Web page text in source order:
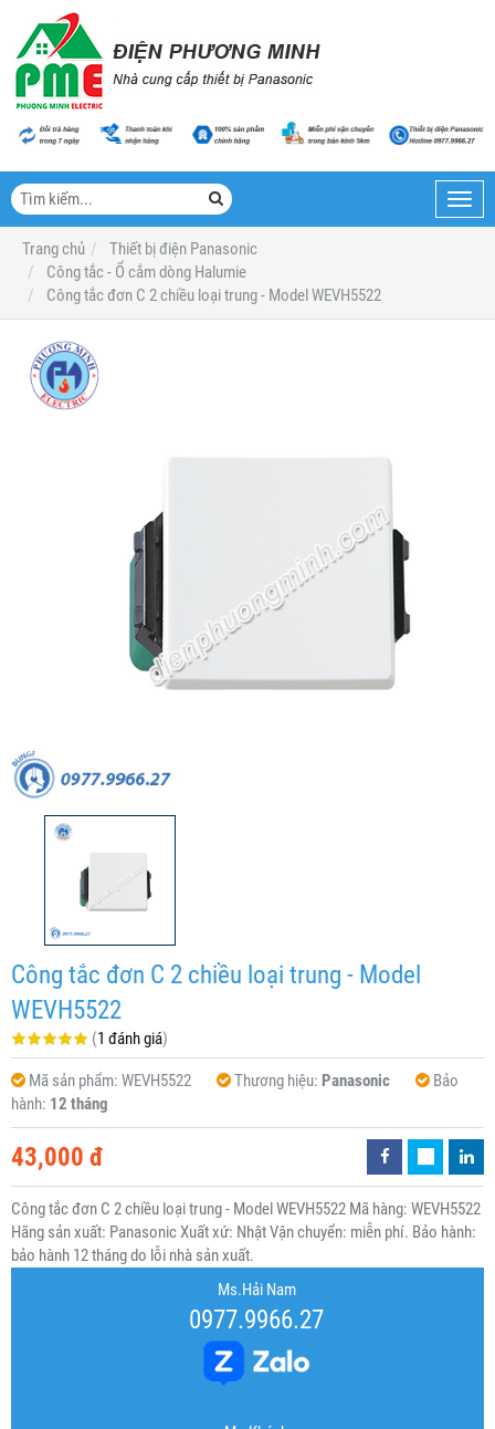
Trang chủ
Thiết bị điện Panasonic
Công tắc - Ổ cắm dòng Halumie
Công tắc đơn C 2 chiều loại trung - Model WEVH5522
Công tắc đơn C 2 chiều loại trung - Model
WEVH5522
(1 đánh giá)
Mã sản phẩm: WEVH5522 Thương hiệu: Panasonic
Bảo
hành: 12 tháng
43,000 đ
Công tắc đơn C 2 chiều loại trung - Model WEVH5522 Mã hàng: WEVH5522
Hãng sản xuất: Panasonic Xuất xứ: Nhật Vận chuyển: miễn phí. Bảo hành:
bảo hành 12 tháng do lỗi nhà sản xuất.
Ms.Hải Nam
0977.9966.27